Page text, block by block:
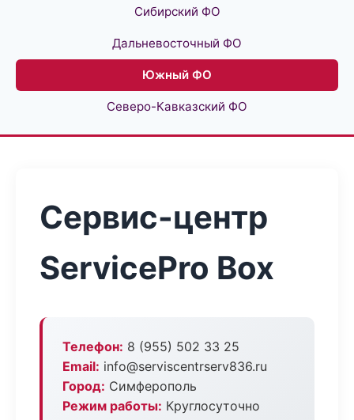
Сибирский ФО
Дальневосточный ФО
Южный ФО
Северо-Кавказский ФО
Сервис-центр
ServicePro Box
Телефон: 8 (955) 502 33 25
Email: info@serviscentrserv836.ru
Город: Симферополь
Режим работы: Круглосуточно